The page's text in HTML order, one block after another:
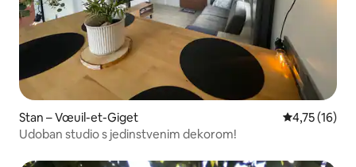
Stan – Vœuil-et-Giget Prosječna
4,75 (16)
Udoban studio s jedinstvenim dekorom!